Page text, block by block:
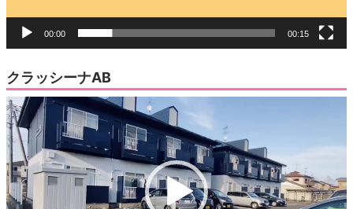
00:00 00:15
クラッシーナAB
動
画
プ
レ
ー
ヤ